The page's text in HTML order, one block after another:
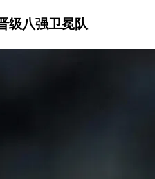
级八强卫冕队